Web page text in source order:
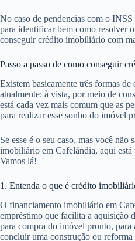
No caso de pendencias com o
para identificar bem como resolver
conseguir crédito imobiliário com
Passo a passo de como conseguir
Existem basicamente três formas
atualmente: à vista, por meio de
está cada vez mais comum que as
para realizar esse sonho do imóvel
Se esse é o seu caso, mas você
imobiliário em Cafelândia, aqui está
Vamos lá!
1. Entenda o que é crédito
O financiamento imobiliário em
empréstimo que facilita a aquisição
para compra do imóvel pronto,
concluir uma construção ou reforma